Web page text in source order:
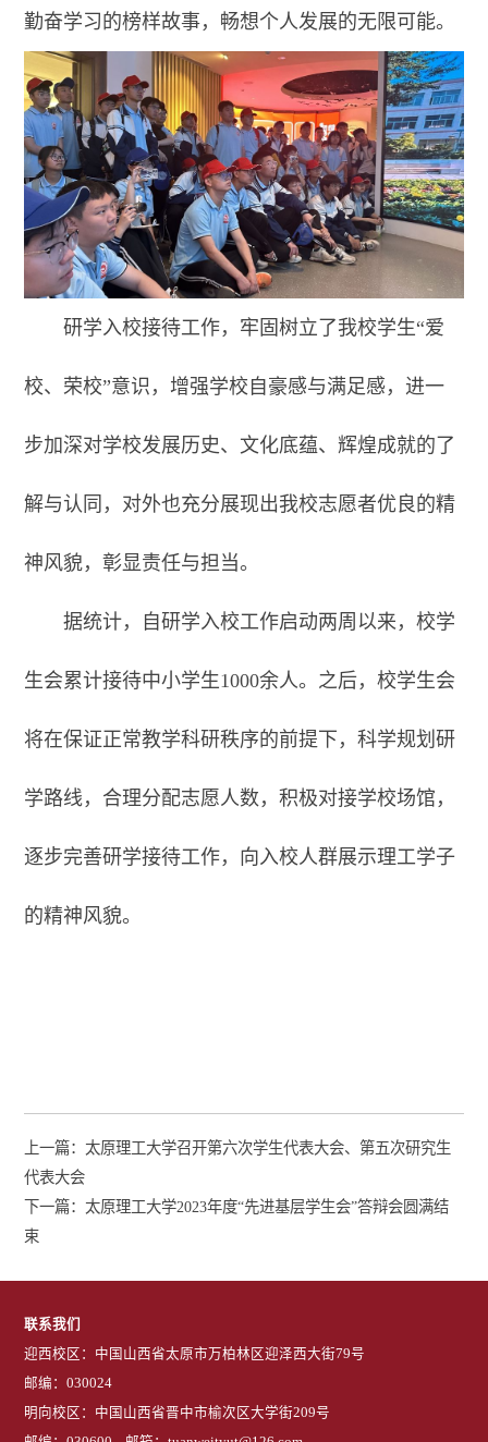
勤奋学习的榜样故事，畅想个人发展的无限可能。
研学入校接待工作，牢固树立了我校学生“爱
校、荣校”意识，增强学校自豪感与满足感，进一
步加深对学校发展历史、文化底蕴、辉煌成就的了
解与认同，对外也充分展现出我校志愿者优良的精
神风貌，彰显责任与担当。
据统计，自研学入校工作启动两周以来，校学
生会累计接待中小学生1000余人。之后，校学生会
将在保证正常教学科研秩序的前提下，科学规划研
学路线，合理分配志愿人数，积极对接学校场馆，
逐步完善研学接待工作，向入校人群展示理工学子
的精神风貌。
上一篇： 太原理工大学召开第六次学生代表大会、第五次研究生
代表大会
下一篇： 太原理工大学2023年度“先进基层学生会”答辩会圆满结
束
联系我们
迎西校区：中国山西省太原市万柏林区迎泽西大街79号
邮编：030024
明向校区：中国山西省晋中市榆次区大学街209号